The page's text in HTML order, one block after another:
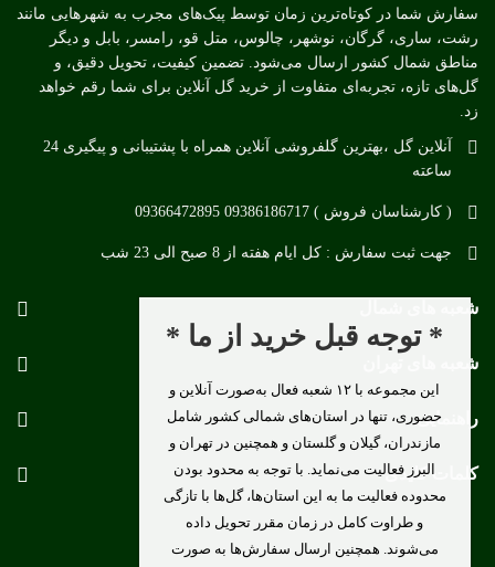
سفارش شما در کوتاه‌ترین زمان توسط پیک‌های مجرب به شهرهایی مانند
رشت، ساری، گرگان، نوشهر، چالوس، متل قو، رامسر، بابل و دیگر
مناطق شمال کشور ارسال می‌شود. تضمین کیفیت، تحویل دقیق، و
گل‌های تازه، تجربه‌ای متفاوت از خرید گل آنلاین برای شما رقم خواهد
زد.
آنلاین گل ،بهترین گلفروشی آنلاین همراه با پشتیبانی و پیگیری 24
ساعته
( کارشناسان فروش ) 09386186717 09366472895
جهت ثبت سفارش : کل ایام هفته از 8 صبح الی 23 شب
شعبه های شمال
شعبه های تهران
راهنمایی
کلمات کلیدی
* توجه قبل خرید از ما *
این مجموعه با ۱۲ شعبه فعال به‌صورت آنلاین و
حضوری، تنها در استان‌های شمالی کشور شامل
مازندران، گیلان و گلستان و همچنین در تهران و
البرز فعالیت می‌نماید. با توجه به محدود بودن
محدوده فعالیت ما به این استان‌ها، گل‌ها با تازگی
و طراوت کامل در زمان مقرر تحویل داده
می‌شوند. همچنین ارسال سفارش‌ها به صورت